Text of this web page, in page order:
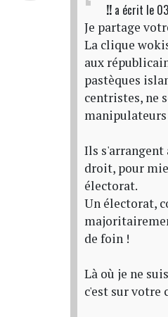
!!a écrit le
Je partage
La clique
aux
pastèques
centristes, ne
Ils s'arrangent
droit, pour
électorat.
Un électorat,
de foin !
Là où je ne
c'est sur votre